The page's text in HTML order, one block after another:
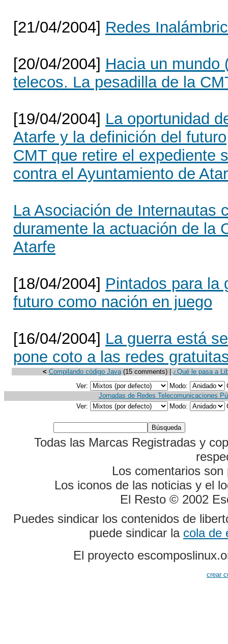
[21/04/2004] Redes
[20/04/2004] Hacia un mundo
telecos. La pesadilla de la
[19/04/2004] La oportunidad
Atarfe y la definición del futuro
CMT que retire el expediente
contra el Ayuntamiento de
La Asociación de Internautas
duramente la actuación de la
Atarfe
[18/04/2004] Pintados para la
futuro como nación en juego
[16/04/2004] La guerra está
pone coto a las redes
< Compilando código Java(15 comments) | ¿Qué le pasa a
Ver:
Modo:
Jornadas de Redes Telecomunicaciones
Ver:
Modo:
Todas las Marcas Registradas y
Los comentarios
Los iconos de las noticias y el
El Resto © 2002
Puedes sindicar los contenidos de
puede sindicar la cola de
El proyecto
crear